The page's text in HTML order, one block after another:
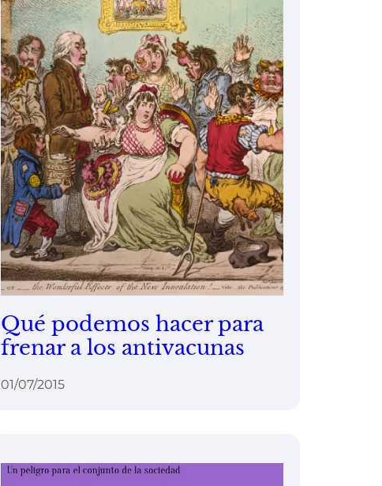
Qué podemos hacer para
frenar a los antivacunas
01/07/2015